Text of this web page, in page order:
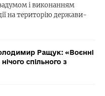
і виконанням
на територію держави-
Ращук: «Воєнні
спільного з